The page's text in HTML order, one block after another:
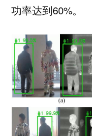
功率达到60%。